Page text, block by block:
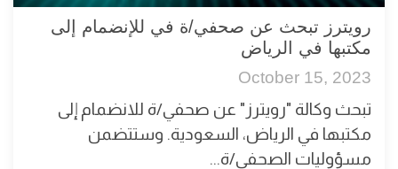
رويترز تبحث عن صحفي/ة في للإنضمام إلى
مكتبها في الرياض
October 15, 2023
تبحث وكالة "رويترز" عن صحفي/ة للانضمام إلى
مكتبها في الرياض، السعودية. وستتضمن
مسؤوليات الصحفي/ة...